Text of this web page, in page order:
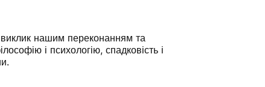
виклик нашим переконанням та
і психологію, спадковість і